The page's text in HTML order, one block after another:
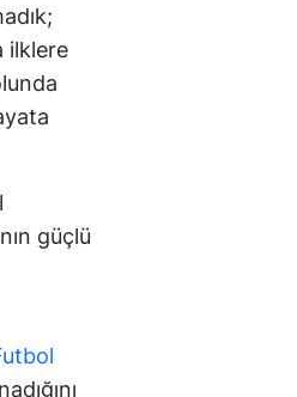
ilklere
güçlü